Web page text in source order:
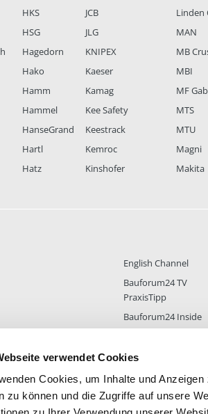
verwendet Cookies
Cookies, um Inhalte und
zu können und die Zugriffe auf unsere
HKS
HSG
Hagedorn
Hako
Hamm
Hammel
HanseGrand
Hartl
Hatz
JCB
JLG
KNIPEX
Kaeser
Kamag
Kee Safety
Keestrack
Kemroc
Kinshofer
Linden
MAN
MB
MBI
MF
MTS
MTU
Magni
Makita
English Channel
Bauforum24 TV
PraxisTipp
Bauforum24 Inside
MITGLIEDER38.433